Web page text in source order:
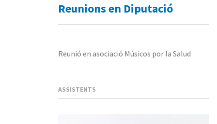
Reunions en Diputació
Reunió en asociació Músicos por la Salud
ASSISTENTS